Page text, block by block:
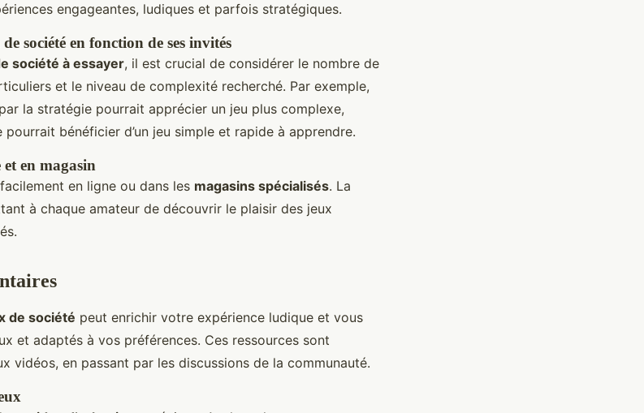
engageantes, ludiques et parfois stratégiques.
société en fonction de ses invités
société à essayer, il est crucial de considérer le nombre de
et le niveau de complexité recherché. Par exemple,
la stratégie pourrait apprécier un jeu plus complexe,
pourrait bénéficier d’un jeu simple et rapide à apprendre.
et en magasin
en ligne ou dans les magasins spécialisés. La
à chaque amateur de découvrir le plaisir des jeux
de société peut enrichir votre expérience ludique et vous
et adaptés à vos préférences. Ces ressources sont
vidéos, en passant par les discussions de la communauté.